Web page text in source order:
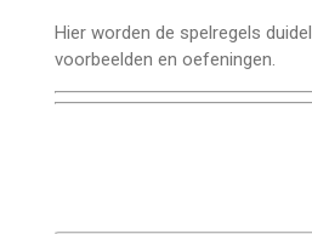
Hier worden de spelregels
voorbeelden en oefeningen.